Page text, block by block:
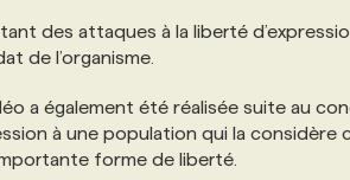
AVEC NOUS
NOS FORMATIONS
des attaques à la liberté
de l’organisme.
a également été réalisée suite au
à une population qui la
forme de liberté.